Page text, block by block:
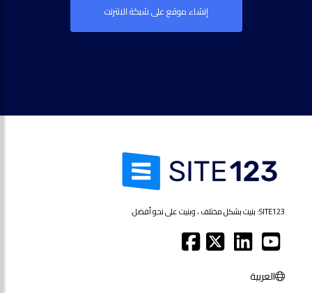
إنشاء موقع على شبكة الانترنت
SITE123: بنيت بشكل مختلف ، وبنيت على نحو أفضل.
العربية